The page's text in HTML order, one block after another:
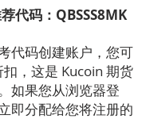
代码：QBSSS8MK
代码创建账户，您可
，这是 Kucoin 期货
如果您从浏览器登
即分配给您将注册的